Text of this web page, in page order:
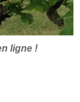
ligne !